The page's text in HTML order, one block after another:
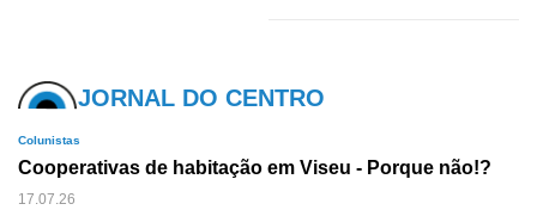
JORNAL DO CENTRO
Colunistas
Cooperativas de habitação em Viseu - Porque não!?
17.07.26